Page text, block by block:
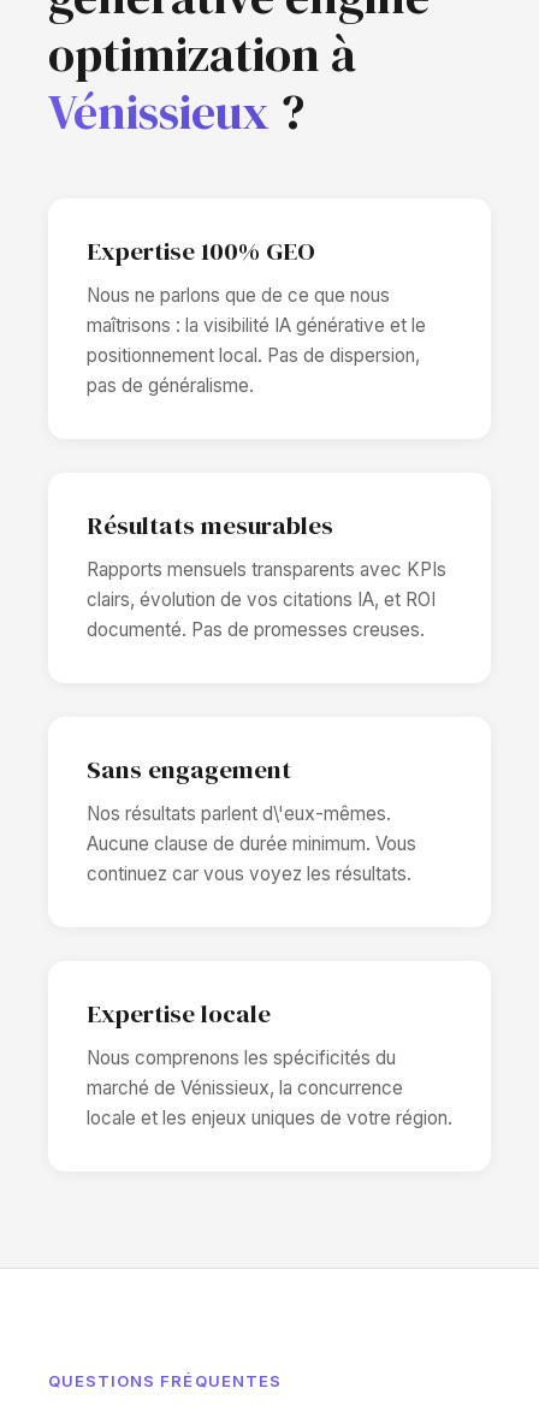
optimization à
Vénissieux ?
Expertise 100% GEO
Nous ne parlons que de ce que nous
maîtrisons : la visibilité IA générative et le
positionnement local. Pas de dispersion,
pas de généralisme.
Résultats mesurables
Rapports mensuels transparents avec KPIs
clairs, évolution de vos citations IA, et ROI
documenté. Pas de promesses creuses.
Sans engagement
Nos résultats parlent d\'eux-mêmes.
Aucune clause de durée minimum. Vous
continuez car vous voyez les résultats.
Expertise locale
Nous comprenons les spécificités du
marché de Vénissieux, la concurrence
locale et les enjeux uniques de votre région.
QUESTIONS FRÉQUENTES